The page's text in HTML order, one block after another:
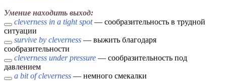
Умение находить выход:
cleverness in a tight spot— сообразительность в трудной
ситуации
survive by cleverness — выжить благодаря
сообразительности
cleverness under pressure — сообразительность под
давлением
a bit of cleverness — немного смекалки